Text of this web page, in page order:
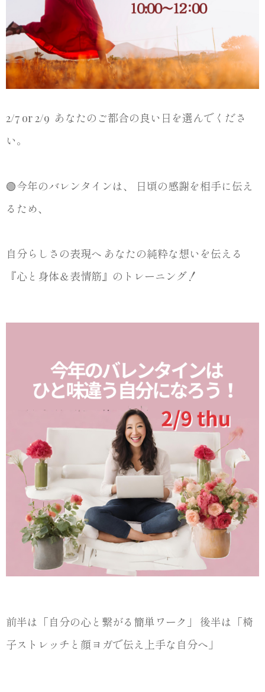
2/7 or 2/9 あなたのご都合の良い日を選んでくださ
い。
🟢今年のバレンタインは、 日頃の感謝を相手に伝え
るため、
自分らしさの表現へ あなたの純粋な想いを伝える
『心と身体＆表情筋』のトレーニング！
前半は「自分の心と繋がる簡単ワーク」 後半は「椅
子ストレッチと顔ヨガで伝え上手な自分へ」